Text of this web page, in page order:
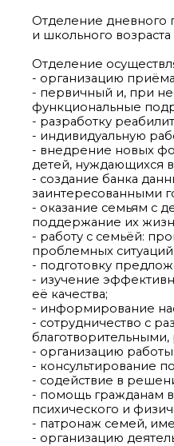
Отделение дневного
и школьного возраста
Отделение
- организацию
- первичный и, при
функциональные
- разработку
- индивидуальную
- внедрение новых
детей, нуждающихся
- создание банка
заинтересованными
- оказание семьям с
поддержание их
- работу с семьёй:
проблемных ситуаций;
- подготовку
- изучение
её качества;
- информирование
- сотрудничество с
- организацию
- консультирование
- содействие в
- помощь гражданам
психического и
- патронаж семей,
- организацию